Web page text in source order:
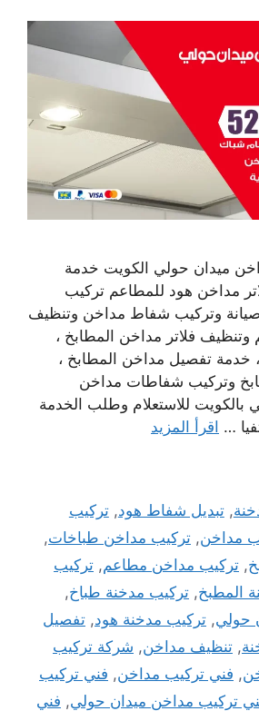
ميدان حولي الكويت خدمة
مداخن هود للمطاعم تركيب
وتركيب شفاط مداخن وتنظيف
فلاتر مداخن المطابخ ،
تفصيل مداخن المطابخ ،
وتركيب شفاطات مداخن
بالكويت للاستعلام وطلب الخدمة
… اقرأ المزيد
,تبديل شفاط هود,تركيب
مداخن, تركيب مداخن طباخات,
, تركيب مداخن مطاعم, تركيب
المطبخ, تركيب مدخنة طباخ,
حولي, تركيب مدخنة هود, تفصيل
, تنظيف مداخن, شركة تركيب
, فني تركيب مداخن, فني تركيب
تركيب مداخن ميدان حولي, فني